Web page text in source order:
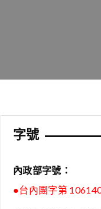
字號
內政部字號：
●台內團字第